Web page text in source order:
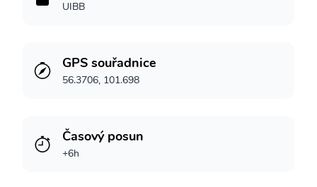
UIBB
GPS souřadnice
56.3706, 101.698
Časový posun
+6h